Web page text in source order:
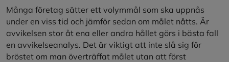
Många företag sätter ett volymmål som ska uppnås
under en viss tid och jämför sedan om målet nåtts. Är
avvikelsen stor åt ena eller andra hållet görs i bästa fall
en avvikelseanalys. Det är viktigt att inte slå sig för
bröstet om man överträffat målet utan att först